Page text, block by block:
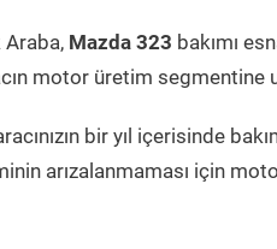
Mazda 323 bakımı
motor üretim segmentine
bir yıl içerisinde
arızalanmaması için